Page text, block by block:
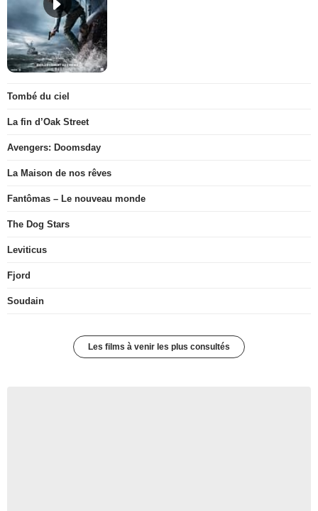
Tombé du ciel
La fin d’Oak Street
Avengers: Doomsday
La Maison de nos rêves
Fantômas – Le nouveau monde
The Dog Stars
Leviticus
Fjord
Soudain
Les films à venir les plus consultés